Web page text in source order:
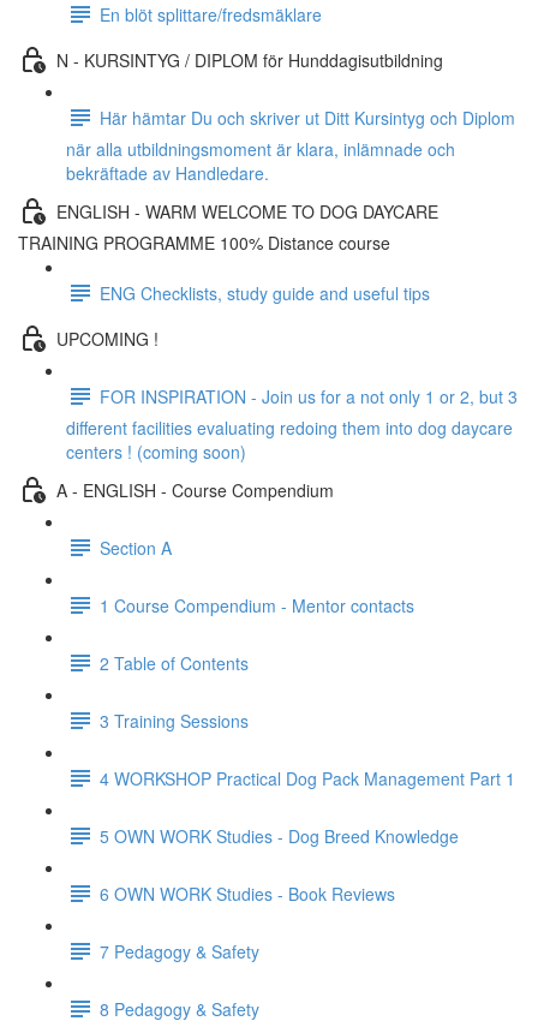
En blöt splittare/fredsmäklare
N - KURSINTYG / DIPLOM för Hunddagisutbildning
Här hämtar Du och skriver ut Ditt Kursintyg och Diplom
när alla utbildningsmoment är klara, inlämnade och
bekräftade av Handledare.
ENGLISH - WARM WELCOME TO DOG DAYCARE
TRAINING PROGRAMME 100% Distance course
ENG Checklists, study guide and useful tips
UPCOMING !
FOR INSPIRATION - Join us for a not only 1 or 2, but 3
different facilities evaluating redoing them into dog daycare
centers ! (coming soon)
A - ENGLISH - Course Compendium
Section A
1 Course Compendium - Mentor contacts
2 Table of Contents
3 Training Sessions
4 WORKSHOP Practical Dog Pack Management Part 1
5 OWN WORK Studies - Dog Breed Knowledge
6 OWN WORK Studies - Book Reviews
7 Pedagogy & Safety
8 Pedagogy & Safety